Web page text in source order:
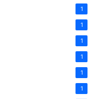
1
1
1
1
1
1